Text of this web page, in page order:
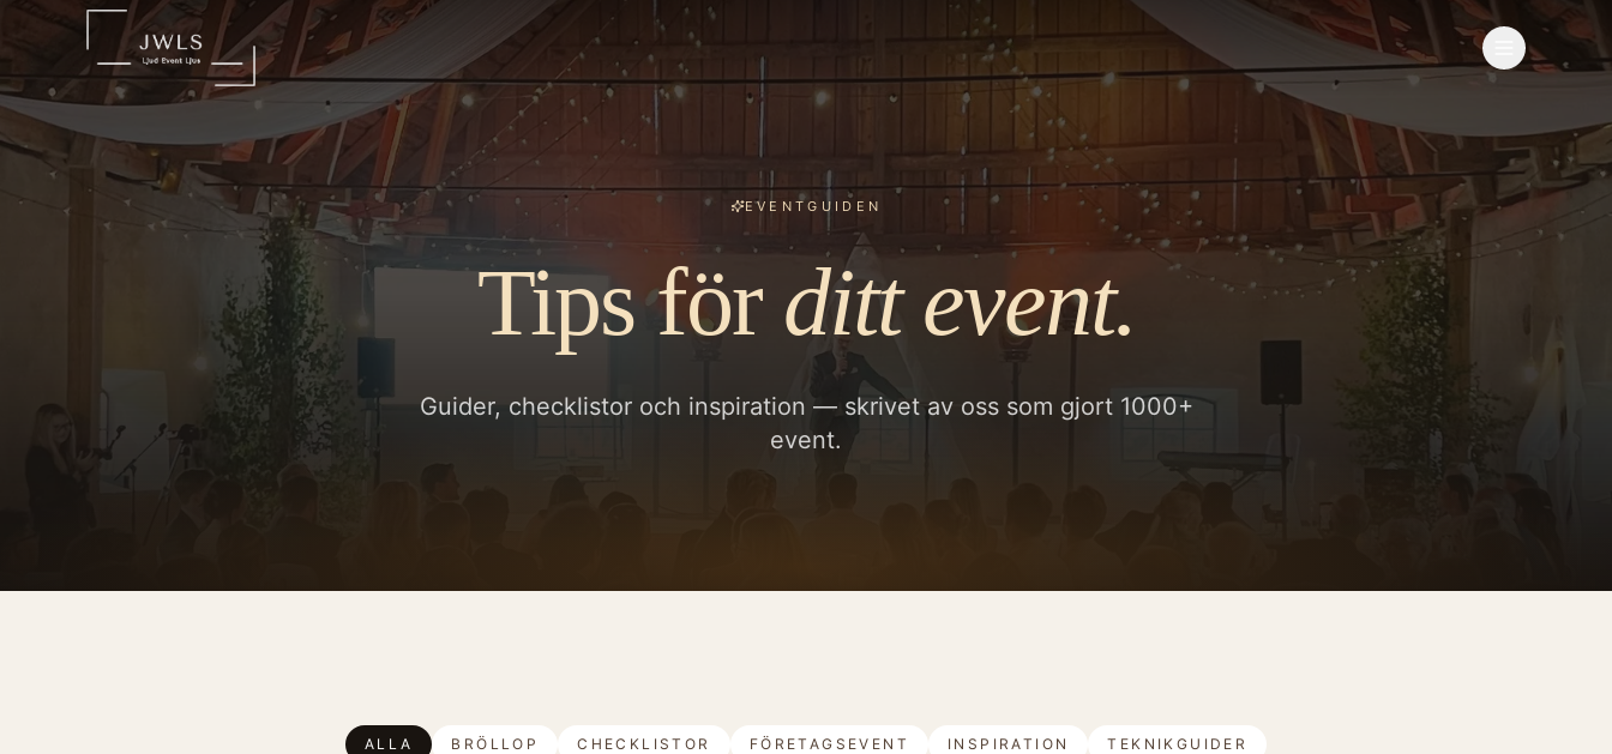
EVENTGUIDEN
Tips för ditt event.
Guider, checklistor och inspiration — skrivet av oss som gjort 1000+
event.
ALLA BRÖLLOP CHECKLISTOR FÖRETAGSEVENT INSPIRATION TEKNIKGUIDER